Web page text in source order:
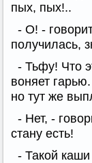
пых, пых!..
- О! -
получилась,
- Тьфу! Что
воняет
но тут же
- Нет, -
стану есть!
- Такой